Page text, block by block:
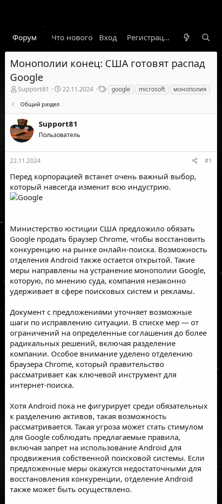
Форум Что нового Гарант Новости
Вход Регистрация
Монополии конец: США готовят распад
Google
А
о
р
т
е
м
ы
Support81
Д
а
н
а
а
22.11.2024
Т
е
и
google microsoft монополия
Общий раздел
Support81
Пользователь
22.11.2024 #1
Перед корпорацией встанет очень важный выбор,
который навсегда изменит всю индустрию.
Министерство юстиции США предложило обязать
Google продать браузер Chrome, чтобы восстановить
конкуренцию на рынке онлайн-поиска. Возможность
отделения Android также остается открытой. Такие
меры направлены на устранение монополии Google,
которую, по мнению суда, компания незаконно
удерживает в сфере поисковых систем и рекламы.
Документ с предложениями уточняет возможные
шаги по исправлению ситуации. В списке мер — от
ограничений на определенные соглашения до более
радикальных решений, включая разделение
компании. Особое внимание уделено отделению
браузера Chrome, который правительство
рассматривает как ключевой инструмент для
интернет-поиска.
Хотя Android пока не фигурирует среди обязательных
к разделению активов, такая возможность
рассматривается. Такая угроза может стать стимулом
для Google соблюдать предлагаемые правила,
включая запрет на использование Android для
продвижения собственной поисковой системы. Если
предложенные меры окажутся недостаточными для
восстановления конкуренции, отделение Android
также может быть осуществлено.